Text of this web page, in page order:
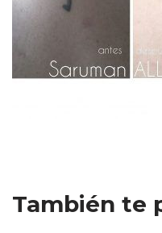
También te